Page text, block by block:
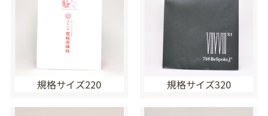
規格サイズ220 規格サイズ320